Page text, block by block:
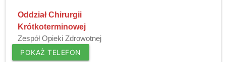
Oddział Chirurgii
Krótkoterminowej
Zespół Opieki Zdrowotnej
POKAŻ TELEFON